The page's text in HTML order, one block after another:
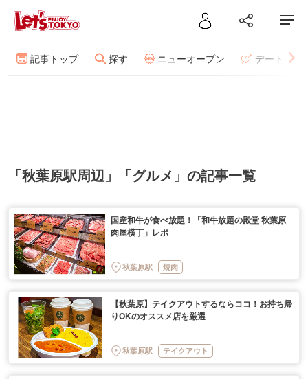
記事トップ 探す ニューオープン デート
「秋葉原駅周辺」「グルメ」の記事一覧
国産和牛が食べ放題！「和牛放題の殿堂 秋葉原
肉屋横丁」レポ
秋葉原駅 焼肉
【秋葉原】テイクアウトするならココ！お持ち帰
りOKのオススメ店を厳選
秋葉原駅 テイクアウト